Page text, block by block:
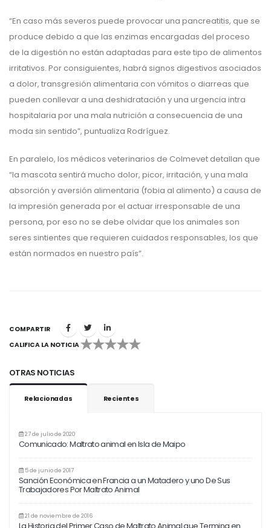
“En caso más severos puede provocar una pancreatitis, que se
produce debido a que las enzimas encargadas del proceso
de la digestión no están adaptadas para este tipo de alimentos
irritativos. Por consiguientes, habrá signos digestivos asociados
a dolor, transgresión alimentaria con vómitos o diarreas que
pueden conllevar a una deshidratación y una urgencia intra
hospitalaria por una mala nutrición a consecuencia de una
moda sin sentido”, puntualiza Rodríguez.
En paralelo, los médicos veterinarios de Colmevet detallan que
“la mascota sentirá mucho dolor, picor, irritación, y una mala
absorción y aversión alimentaria (fobia al alimento) a causa de
la impresión generada por el actuar irresponsable de una
persona, por eso no se debe olvidar que los animales son
seres sintientes que requieren cuidados responsables, los que
están normados en nuestro país”.
COMPARTIR
CALIFICA LA NOTICIA
1 2 3 4 5
OTRAS NOTICIAS
Relacionadas Recientes
27 de julio de 2020
Comunicado: Maltrato animal en Isla de Maipo
5 de junio de 2017
Sanción Económica en Francia a un Matadero y uno De Sus
Trabajadores Por Maltrato Animal
21 de noviembre de 2016